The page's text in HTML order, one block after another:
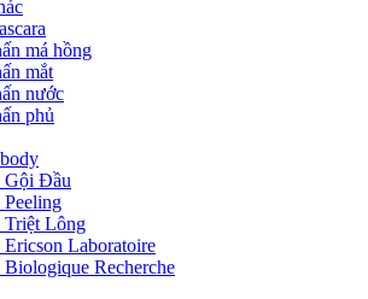
má hồng
mắt
nước
phủ
Gội Đầu
Lông
Laboratoire
Recherche